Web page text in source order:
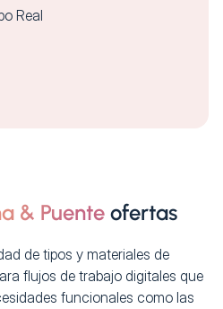
Real
& Puenteofertas
de tipos y materiales de
flujos de trabajo digitales que
funcionales como las